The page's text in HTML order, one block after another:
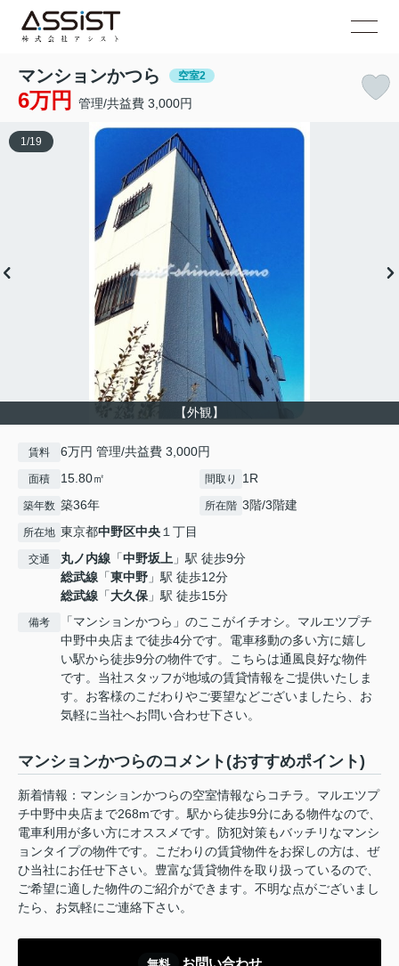
マンションかつら 空室2
6万円 管理/共益費 3,000円
【外観】
1 /19
賃料 6万円 管理/共益費 3,000円
面積 15.80㎡ 間取り 1R
築年数 築36年 所在階 3階/3階建
所在地 東京都中野区中央 １丁目
交通 丸ノ内線 「中野坂上 」駅 徒歩9分
総武線 「東中野 」駅 徒歩12分
総武線 「大久保 」駅 徒歩15分
備考
「マンションかつら」のここがイチオシ。マルエツプチ
中野中央店まで徒歩4分です。電車移動の多い方に嬉し
い駅から徒歩9分の物件です。こちらは通風良好な物件
です。当社スタッフが地域の賃貸情報をご提供いたしま
す。お客様のこだわりやご要望などございましたら、お
気軽に当社へお問い合わせ下さい。
マンションかつらのコメント(おすすめポイント)
新着情報：マンションかつらの空室情報ならコチラ。マルエツプ
チ中野中央店まで268mです。駅から徒歩9分にある物件なので、
電車利用が多い方にオススメです。防犯対策もバッチリなマンシ
ョンタイプの物件です。こだわりの賃貸物件をお探しの方は、ぜ
ひ当社にお任せ下さい。豊富な賃貸物件を取り扱っているので、
ご希望に適した物件のご紹介ができます。不明な点がございまし
たら、お気軽にご連絡下さい。
お問い合わせ